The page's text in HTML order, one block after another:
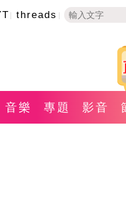
threads
音樂 專題 影音